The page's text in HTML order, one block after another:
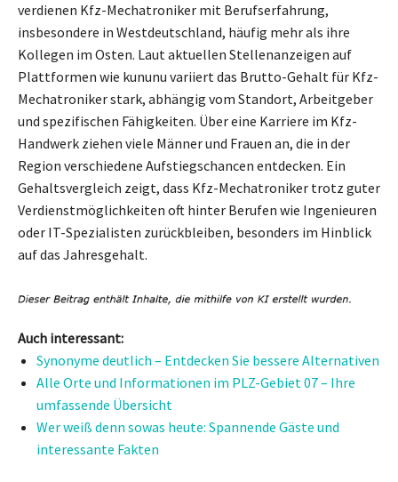
verdienen Kfz-Mechatroniker mit Berufserfahrung,
insbesondere in Westdeutschland, häufig mehr als ihre
Kollegen im Osten. Laut aktuellen Stellenanzeigen auf
Plattformen wie kununu variiert das Brutto-Gehalt für Kfz-
Mechatroniker stark, abhängig vom Standort, Arbeitgeber
und spezifischen Fähigkeiten. Über eine Karriere im Kfz-
Handwerk ziehen viele Männer und Frauen an, die in der
Region verschiedene Aufstiegschancen entdecken. Ein
Gehaltsvergleich zeigt, dass Kfz-Mechatroniker trotz guter
Verdienstmöglichkeiten oft hinter Berufen wie Ingenieuren
oder IT-Spezialisten zurückbleiben, besonders im Hinblick
auf das Jahresgehalt.
Auch interessant:
Synonyme deutlich – Entdecken Sie bessere Alternativen
Alle Orte und Informationen im PLZ-Gebiet 07 – Ihre
umfassende Übersicht
Wer weiß denn sowas heute: Spannende Gäste und
interessante Fakten